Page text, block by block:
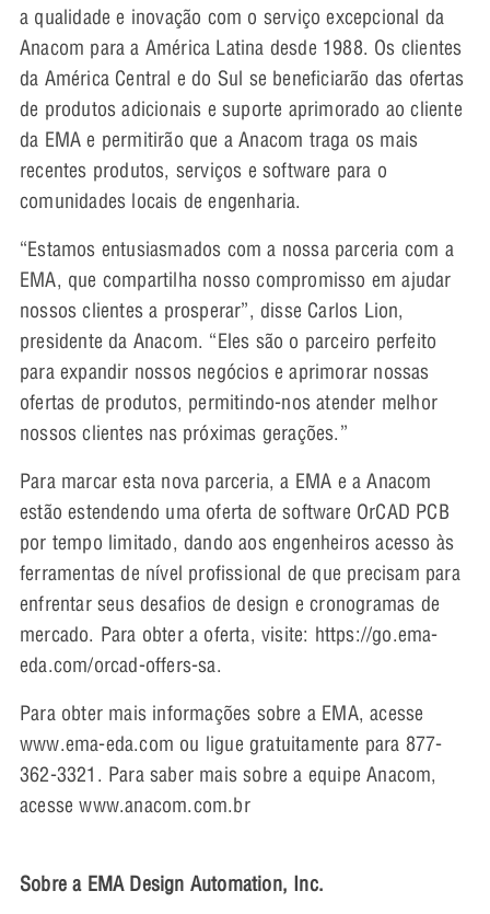
a qualidade e inovação com o serviço excepcional da
Anacom para a América Latina desde 1988. Os clientes
da América Central e do Sul se beneficiarão das ofertas
de produtos adicionais e suporte aprimorado ao cliente
da EMA e permitirão que a Anacom traga os mais
recentes produtos, serviços e software para o
comunidades locais de engenharia.
“Estamos entusiasmados com a nossa parceria com a
EMA, que compartilha nosso compromisso em ajudar
nossos clientes a prosperar”, disse Carlos Lion,
presidente da Anacom. “Eles são o parceiro perfeito
para expandir nossos negócios e aprimorar nossas
ofertas de produtos, permitindo-nos atender melhor
nossos clientes nas próximas gerações.”
Para marcar esta nova parceria, a EMA e a Anacom
estão estendendo uma oferta de software OrCAD PCB
por tempo limitado, dando aos engenheiros acesso às
ferramentas de nível profissional de que precisam para
enfrentar seus desafios de design e cronogramas de
mercado. Para obter a oferta, visite: https://go.ema-
eda.com/orcad-offers-sa.
Para obter mais informações sobre a EMA, acesse
www.ema-eda.com ou ligue gratuitamente para 877-
362-3321. Para saber mais sobre a equipe Anacom,
acesse www.anacom.com.br
Sobre a EMA Design Automation, Inc.